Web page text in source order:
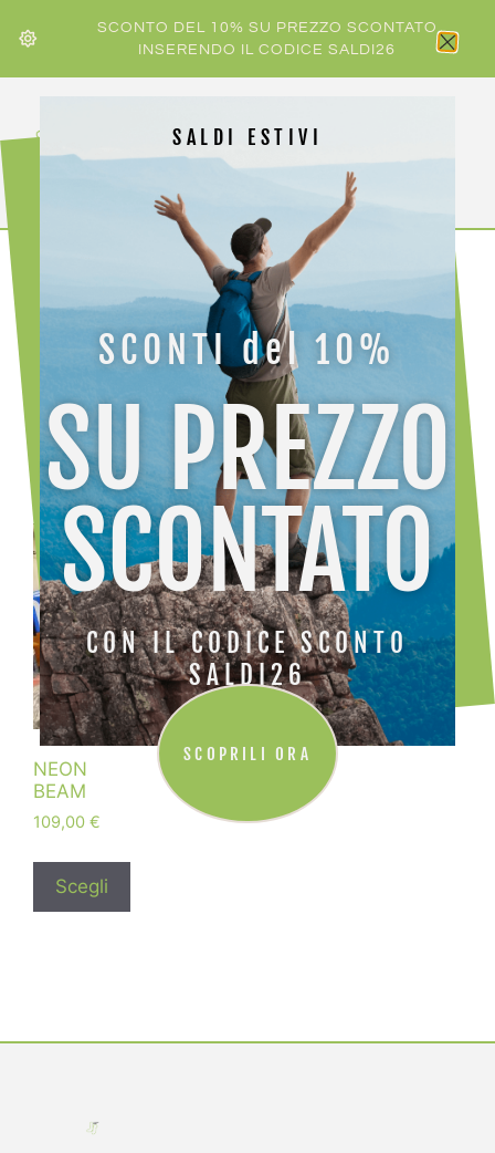
SCONTO DEL 10% SU PREZZO SCONTATO
INSERENDO IL CODICE SALDI26
/ NEON
NEON
Visualizzazione del risultato
NEON
BEAM
109,00 €
Scegli
SALDI ESTIVI
SCONTI del 10%
SU PREZZO
SCONTATO
CON IL CODICE SCONTO
SALDI26
SCOPRILI ORA